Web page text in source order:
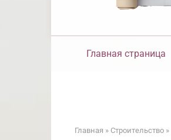
Главная страница
Главная » Строительство »